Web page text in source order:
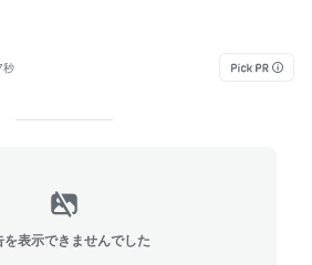
秒
を表示できませんでした